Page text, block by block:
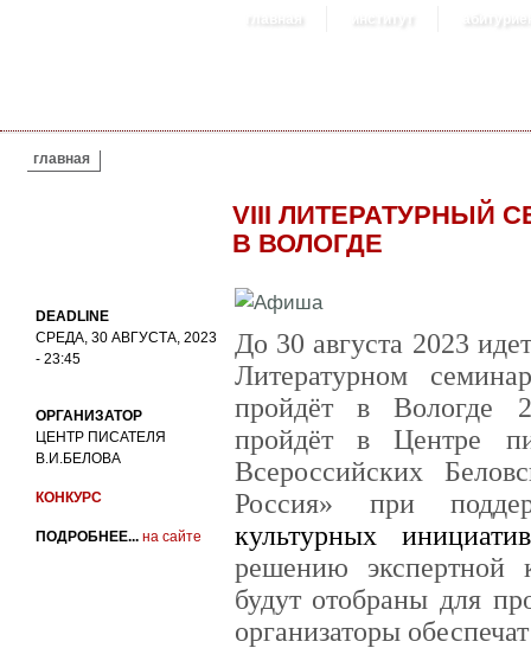
главная институт
ВЫ ЗДЕСЬ
главная
VIII ЛИТЕРАТУРНЫЙ
В ВОЛОГДЕ
DEADLINE
СРЕДА, 30 АВГУСТА, 2023
- 23:45
ОРГАНИЗАТОР
ЦЕНТР ПИСАТЕЛЯ
В.И.БЕЛОВА
КОНКУРС
ПОДРОБНЕЕ... на сайте
До 30 августа 2023
Литературном
пройдёт в Вологде
пройдёт в Центре
Всероссийских
Россия» при
культурных инициатив
решению
будут отобраны для
организаторы